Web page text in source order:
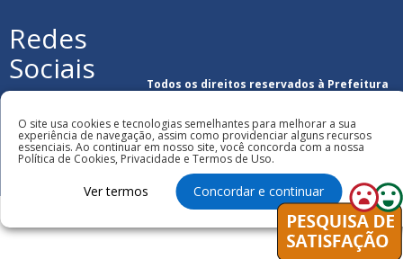
Redes
Sociais
Todos os direitos reservados à Prefeitura
O site usa cookies e tecnologias semelhantes para melhorar a sua
experiência de navegação, assim como providenciar alguns recursos
essenciais. Ao continuar em nosso site, você concorda com a nossa
Política de Cookies, Privacidade e Termos de Uso.
Ver termos Concordar e continuar